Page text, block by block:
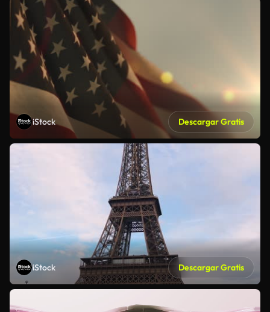
iStock Descargar Gratis
iStock Descargar Gratis